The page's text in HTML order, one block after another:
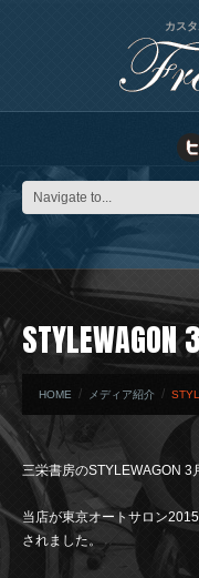
カス
HOME メディア紹介
三栄書房のSTYLEWAGON
当店が東京オートサロン
されました。